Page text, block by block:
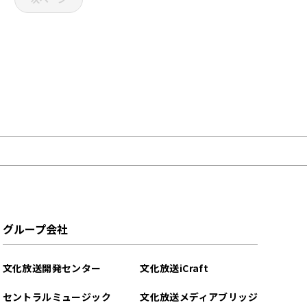
グループ会社
文化放送開発センター
セントラルミュージック
文化放送iCraft
文化放送メディアブリッジ